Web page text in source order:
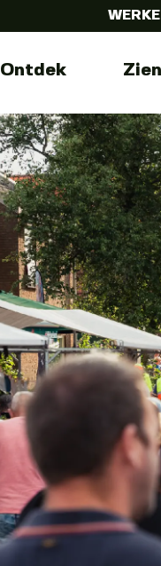
Ontdek